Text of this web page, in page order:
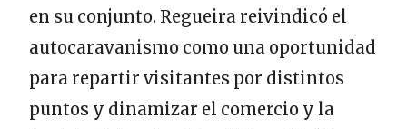
en su conjunto. Regueira reivindicó el
autocaravanismo como una oportunidad
para repartir visitantes por distintos
puntos y dinamizar el comercio y la